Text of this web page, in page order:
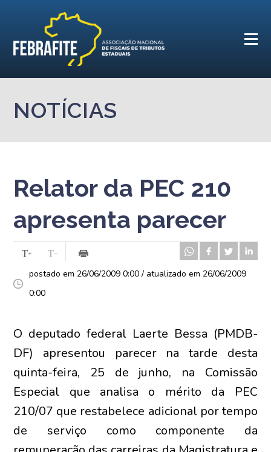
NOTÍCIAS
Relator da PEC 210
apresenta parecer
postado em 26/06/2009 0:00 / atualizado em 26/06/2009
0:00
O deputado federal Laerte Bessa (PMDB-
DF) apresentou parecer na tarde desta
quinta-feira, 25 de junho, na Comissão
Especial que analisa o mérito da PEC
210/07 que restabelece adicional por tempo
de serviço como componente da